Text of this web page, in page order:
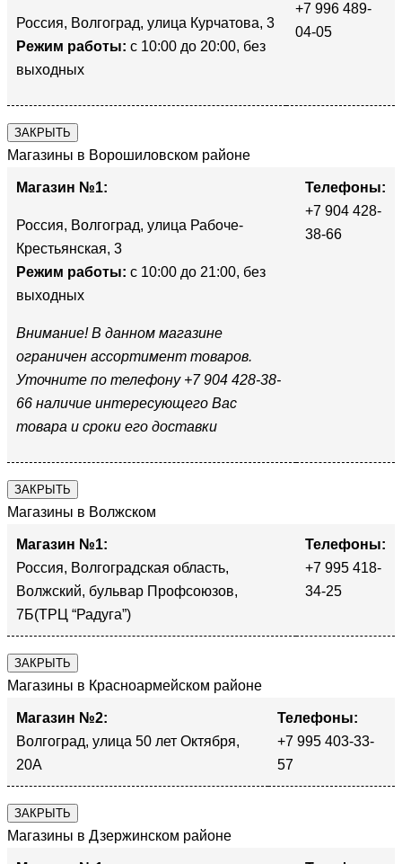
Россия, Волгоград, улица Курчатова, 3
Режим работы: с 10:00 до 20:00, без
выходных
+7 996 489-
04-05
ЗАКРЫТЬ
Магазины в Ворошиловском районе
Магазин №1:
Россия, Волгоград, улица Рабоче-
Крестьянская, 3
Режим работы: с 10:00 до 21:00, без
выходных
Внимание! В данном магазине
ограничен ассортимент товаров.
Уточните по телефону +7 904 428-38-
66 наличие интересующего Вас
товара и сроки его доставки
Телефоны:
+7 904 428-
38-66
ЗАКРЫТЬ
Магазины в Волжском
Магазин №1:
Россия, Волгоградская область,
Волжский, бульвар Профсоюзов,
7Б(ТРЦ “Радуга”)
Телефоны:
+7 995 418-
34-25
ЗАКРЫТЬ
Магазины в Красноармейском районе
Магазин №2:
Волгоград, улица 50 лет Октября,
20А
Телефоны:
+7 995 403-33-
57
ЗАКРЫТЬ
Магазины в Дзержинском районе